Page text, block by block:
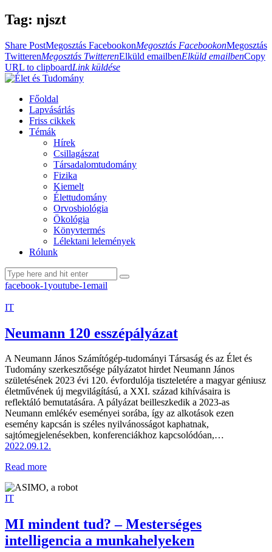
Tag: njszt
Share PostMegosztás FacebookonMegosztás FacebookonMegosztás
TwitterenMegosztás TwitterenElküld emailbenElküld emailbenCopy
URL to clipboardLink küldése
Főoldal
Lapvásárlás
Friss cikkek
Témák
Hírek
Csillagászat
Társadalomtudomány
Fizika
Kiemelt
Élettudomány
Orvosbiológia
Ökológia
Könyvtermés
Lélektani lelemények
Rólunk
facebook-1youtube-1email
IT
Neumann 120 esszépályázat
A Neumann János Számítógép-tudományi Társaság és az Élet és
Tudomány szerkesztősége pályázatot hirdet Neumann János
születésének 2023 évi 120. évfordulója tiszteletére a magyar géniusz
életművének új megvilágítású, a XXI. század kihívásaira is
reflektáló bemutatására. A pályázat beilleszkedik a 2023-as
Neumann emlékév eseményei sorába, így az alkotások ezen
esemény kapcsán is széles nyilvánosságot kaphatnak,
sajtómegjelenésekben, konferenciákhoz kapcsolódóan,…
2022.09.12.
Read more
IT
MI mindent tud? – Mesterséges
intelligencia a munkahelyeken